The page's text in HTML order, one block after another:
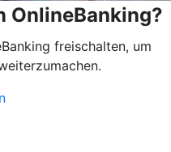
OnlineBanking?
freischalten, um